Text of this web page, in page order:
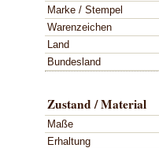
Marke / Stempel
Warenzeichen
Land
Bundesland
Zustand / Material
Maße
Erhaltung